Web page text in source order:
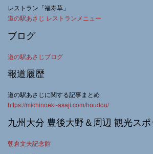
レストラン「福寿草」
道の駅あさじ レストランメニュー
ブログ
道の駅あさじブログ
報道履歴
道の駅あさじに関する記事まとめ
https://michinoeki-asaji.com/houdou/
九州大分 豊後大野＆周辺 観光スポ
朝倉文夫記念館